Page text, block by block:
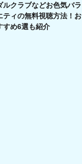
ルクラブなどお色気バラ
ティの無料視聴方法！お
すめ6選も紹介